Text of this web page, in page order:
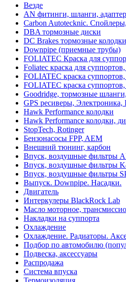
Везде
AN фитинги, шланги,
Carbon Autotecknic.
DBA тормозные диски
DC Brakes тормозные
Downpipe (приемные трубы)
FOLIATEC Краска для
Foliatec краска для
FOLIATEC краска
FOLIATEC краска
Goodridge, тормозные
GPS ресиверы, Электроника,
Hawk Performance колодки
Hawk Performance колодки,
StopTech, Rotinger
Бензонасосы FPP, AEM
Внешний тюнинг, карбон
Впуск, воздушные фильтры
Впуск, воздушные фильтры
Впуск, воздушные фильтры
Выпуск. Downpipe. Насадки.
Двигатель
Интеркулеры BlackRock Lab
Масло моторное,
Накладки на суппорта
Охлаждение
Охлаждение. Радиаторы.
Подбор по автомобилю
Подвеска, аксессуары
Распродажа
Система впуска
Термоизоляция